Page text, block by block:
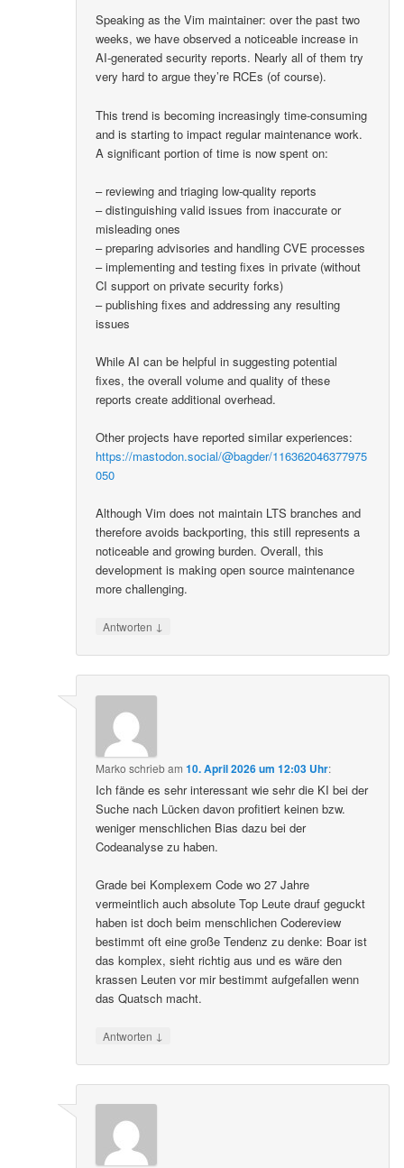
Speaking as the Vim maintainer: over the past two
weeks, we have observed a noticeable increase in
AI-generated security reports. Nearly all of them try
very hard to argue they’re RCEs (of course).
This trend is becoming increasingly time-consuming
and is starting to impact regular maintenance work.
A significant portion of time is now spent on:
– reviewing and triaging low-quality reports
– distinguishing valid issues from inaccurate or
misleading ones
– preparing advisories and handling CVE processes
– implementing and testing fixes in private (without
CI support on private security forks)
– publishing fixes and addressing any resulting
issues
While AI can be helpful in suggesting potential
fixes, the overall volume and quality of these
reports create additional overhead.
Other projects have reported similar experiences:
https://mastodon.social/@bagder/116362046377975
050
Although Vim does not maintain LTS branches and
therefore avoids backporting, this still represents a
noticeable and growing burden. Overall, this
development is making open source maintenance
more challenging.
Antworten ↓
Marko schriebam10. April 2026 um 12:03 Uhr:
Ich fände es sehr interessant wie sehr die KI bei der
Suche nach Lücken davon profitiert keinen bzw.
weniger menschlichen Bias dazu bei der
Codeanalyse zu haben.
Grade bei Komplexem Code wo 27 Jahre
vermeintlich auch absolute Top Leute drauf geguckt
haben ist doch beim menschlichen Codereview
bestimmt oft eine große Tendenz zu denke: Boar ist
das komplex, sieht richtig aus und es wäre den
krassen Leuten vor mir bestimmt aufgefallen wenn
das Quatsch macht.
Antworten ↓